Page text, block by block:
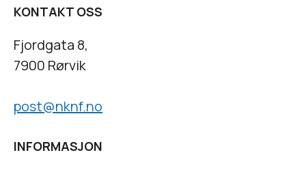
KONTAKT OSS
Fjordgata 8,
7900 Rørvik
post@nknf.no
INFORMASJON